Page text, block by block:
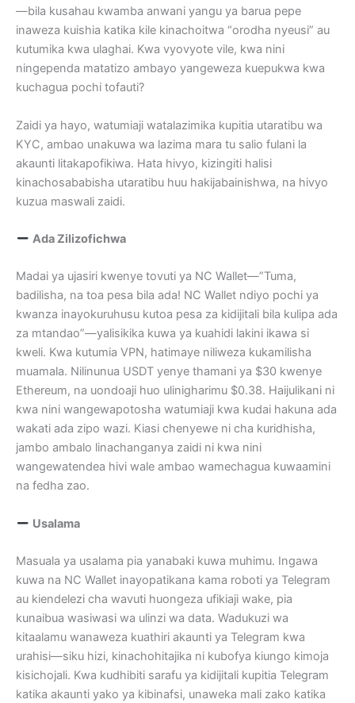
—bila kusahau kwamba anwani yangu ya barua pepe
inaweza kuishia katika kile kinachoitwa “orodha nyeusi” au
kutumika kwa ulaghai. Kwa vyovyote vile, kwa nini
ningependa matatizo ambayo yangeweza kuepukwa kwa
kuchagua pochi tofauti?
Zaidi ya hayo, watumiaji watalazimika kupitia utaratibu wa
KYC, ambao unakuwa wa lazima mara tu salio fulani la
akaunti litakapofikiwa. Hata hivyo, kizingiti halisi
kinachosababisha utaratibu huu hakijabainishwa, na hivyo
kuzua maswali zaidi.
Ada Zilizofichwa
Madai ya ujasiri kwenye tovuti ya NC Wallet—”Tuma,
badilisha, na toa pesa bila ada! NC Wallet ndiyo pochi ya
kwanza inayokuruhusu kutoa pesa za kidijitali bila kulipa ada
za mtandao”—yalisikika kuwa ya kuahidi lakini ikawa si
kweli. Kwa kutumia VPN, hatimaye niliweza kukamilisha
muamala. Nilinunua USDT yenye thamani ya $30 kwenye
Ethereum, na uondoaji huo ulinigharimu $0.38. Haijulikani ni
kwa nini wangewapotosha watumiaji kwa kudai hakuna ada
wakati ada zipo wazi. Kiasi chenyewe ni cha kuridhisha,
jambo ambalo linachanganya zaidi ni kwa nini
wangewatendea hivi wale ambao wamechagua kuwaamini
na fedha zao.
Usalama
Masuala ya usalama pia yanabaki kuwa muhimu. Ingawa
kuwa na NC Wallet inayopatikana kama roboti ya Telegram
au kiendelezi cha wavuti huongeza ufikiaji wake, pia
kunaibua wasiwasi wa ulinzi wa data. Wadukuzi wa
kitaalamu wanaweza kuathiri akaunti ya Telegram kwa
urahisi—siku hizi, kinachohitajika ni kubofya kiungo kimoja
kisichojali. Kwa kudhibiti sarafu ya kidijitali kupitia Telegram
katika akaunti yako ya kibinafsi, unaweka mali zako katika